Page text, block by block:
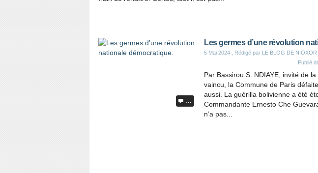
…
Les germes d’une révolution
5 Mai 2024 , Rédigé par LE BLOG DE
Publié
Par Bassirou S. NDIAYE, invité de
vaincu, la Commune de Paris
aussi. La guérilla bolivienne a été
Commandante Ernesto Che
n’a pas...